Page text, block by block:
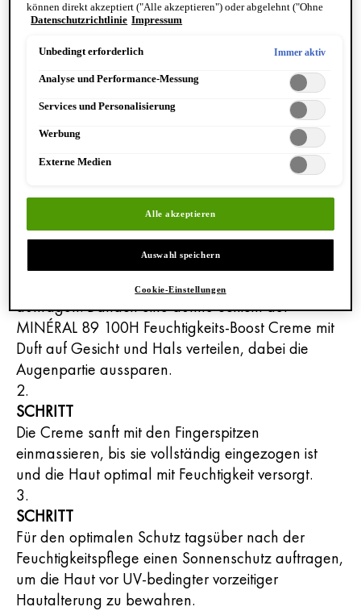
SCHRITT
Morgens und abends nach der Reinigung zuerst
das MINÉRAL 89 Hyaluron-Boost Serum
auftragen. Danach eine dünne Schicht der
MINÉRAL 89 100H Feuchtigkeits-Boost Creme mit
Duft auf Gesicht und Hals verteilen, dabei die
Augenpartie aussparen.
SCHRITT
Die Creme sanft mit den Fingerspitzen
einmassieren, bis sie vollständig eingezogen ist
und die Haut optimal mit Feuchtigkeit versorgt.
SCHRITT
Für den optimalen Schutz tagsüber nach der
Feuchtigkeitspflege einen Sonnenschutz auftragen,
um die Haut vor UV-bedingter vorzeitiger
Hautalterung zu bewahren.
können direkt akzeptiert ("Alle akzeptieren") oder abgelehnt ("Ohne
Einwilligung fortfahren") werden. Individuelle Anpassungen der
speichern"). Die Auswahl kann jederzeit unter dem Link "Cookie-
Datenschutzinformationen.
Datenschutzrichtlinie Impressum
Unbedingt erforderlich Immer aktiv
Analyse und Performance-Messung
Services und Personalisierung
Werbung
Externe Medien
Alle akzeptieren
Auswahl speichern
Cookie-Einstellungen